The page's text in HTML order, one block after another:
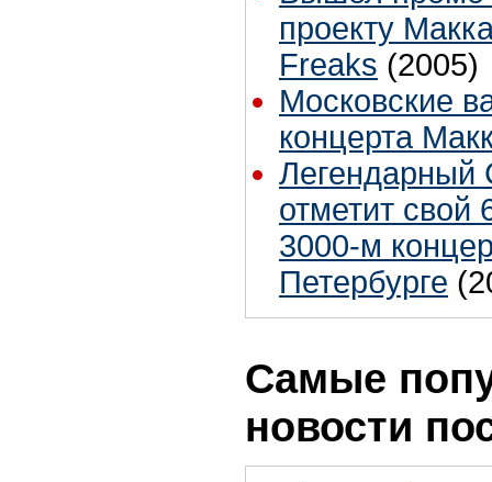
проекту
Freaks (2005)
Московские
концерта
Легендарный
отметит
3000-м
Петербурге
Самые
новости